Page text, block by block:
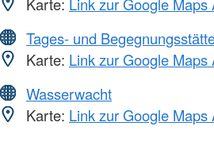
Tages- und
Karte: Link zur Google Maps
Wasserwacht
Karte: Link zur Google Maps